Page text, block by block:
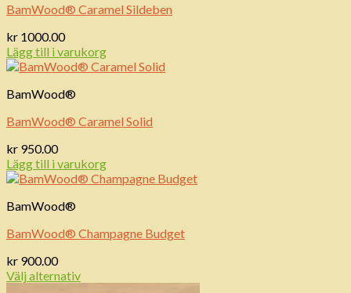
BamWood® Caramel Sildeben
kr 1000.00
Lägg till i varukorg
BamWood®
BamWood® Caramel Solid
kr 950.00
Lägg till i varukorg
BamWood®
BamWood® Champagne Budget
kr 900.00
Välj alternativ